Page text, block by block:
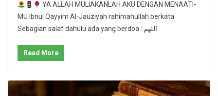
YA ALLAH MULIAKANLAH AKU DENGAN MENAATI-
MU Ibnul Qayyim Al-Jauziyah rahimahullah berkata:
Sebagian salaf dahulu ada yang berdoa : اللهم
Read More